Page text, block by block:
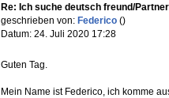
Re: Ich suche deutsch freund/
geschrieben von: Federico ()
Datum: 24. Juli 2020 17:28
Guten Tag.
Mein Name ist Federico, ich komme